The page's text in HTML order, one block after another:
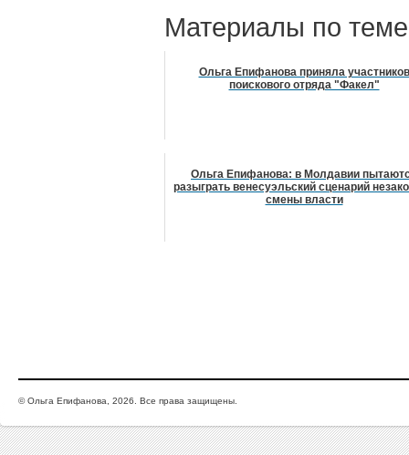
Материалы по
Ольга Епифанова приняла участников
поискового отряда "Факел"
Ольга Епифанова: в Молдавии
разыграть венесуэльский сценарий
смены власти
© Ольга Епифанова, 2026. Все права защищены.